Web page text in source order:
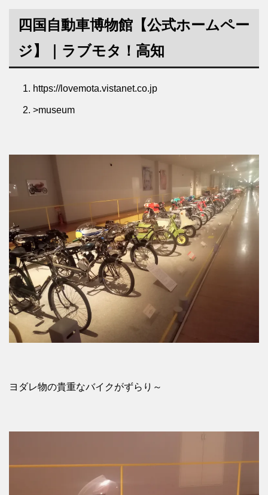
四国自動車博物館 【公式ホームペー
ジ】｜ラブモタ！高知
https://lovemota.vistanet.co.jp
>museum
ヨダレ物の貴重なバイクがずらり～